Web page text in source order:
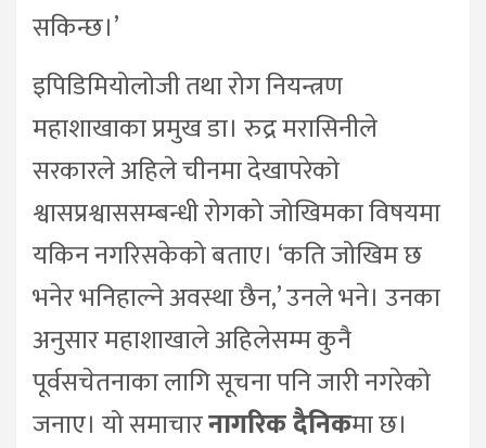
सकिन्छ।’
इपिडिमियोलोजी तथा रोग नियन्त्रण
महाशाखाका प्रमुख डा। रुद्र मरासिनीले
सरकारले अहिले चीनमा देखापरेको
श्वासप्रश्वाससम्बन्धी रोगको जोखिमका विषयमा
यकिन नगरिसकेको बताए। ‘कति जोखिम छ
भनेर भनिहाल्ने अवस्था छैन,’ उनले भने। उनका
अनुसार महाशाखाले अहिलेसम्म कुनै
पूर्वसचेतनाका लागि सूचना पनि जारी नगरेको
जनाए। यो समाचारनागरिक दैनिकमा छ।